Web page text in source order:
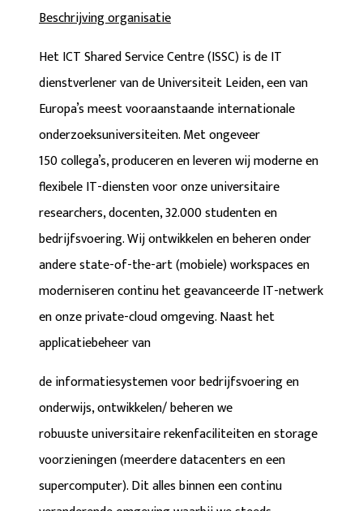
Beschrijving organisatie
Het ICT Shared Service Centre (ISSC) is de IT
dienstverlener van de Universiteit Leiden, een van
Europa’s meest vooraanstaande internationale
onderzoeksuniversiteiten. Met ongeveer
150 collega’s, produceren en leveren wij moderne en
flexibele IT-diensten voor onze universitaire
researchers, docenten, 32.000 studenten en
bedrijfsvoering. Wij ontwikkelen en beheren onder
andere state-of-the-art (mobiele) workspaces en
moderniseren continu het geavanceerde IT-netwerk
en onze private-cloud omgeving. Naast het
applicatiebeheer van
de informatiesystemen voor bedrijfsvoering en
onderwijs, ontwikkelen/ beheren we
robuuste universitaire rekenfaciliteiten en storage
voorzieningen (meerdere datacenters en een
supercomputer). Dit alles binnen een continu